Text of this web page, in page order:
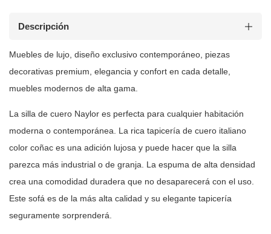
Descripción
Muebles de lujo, diseño exclusivo contemporáneo, piezas
decorativas premium, elegancia y confort en cada detalle,
muebles modernos de alta gama.
La silla de cuero Naylor es perfecta para cualquier habitación
moderna o contemporánea. La rica tapicería de cuero italiano
color coñac es una adición lujosa y puede hacer que la silla
parezca más industrial o de granja. La espuma de alta densidad
crea una comodidad duradera que no desaparecerá con el uso.
Este sofá es de la más alta calidad y su elegante tapicería
seguramente sorprenderá.